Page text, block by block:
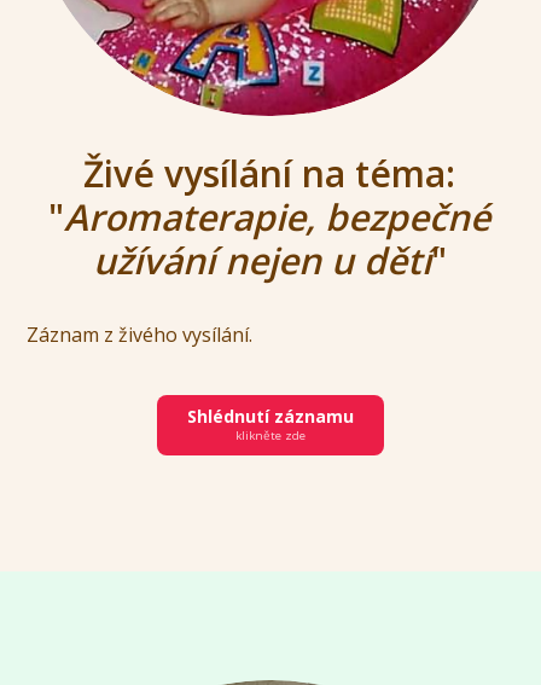
Živé vysílání na téma:
"Aromaterapie, bezpečné
užívání nejen u dětí"
Záznam z živého vysílání.
Shlédnutí záznamu
klikněte zde